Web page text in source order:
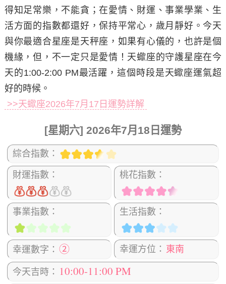
得知足常樂，不能貪；在愛情、財運、事業學業、生
活方面的指數都還好，保持平常心，歲月靜好。今天
與你最適合星座是天秤座，如果有心儀的，也許是個
機緣，但，不一定只是愛情！天蠍座的守護星座在今
天的1:00-2:00 PM最活躍，這個時段是天蠍座運氣超
好的時候。
>>天蠍座2026年7月17日運勢詳解
[星期六] 2026年7月18日運勢
綜合指數：
財運指數： 桃花指數：
事業指數： 生活指數：
幸運數字： ② 幸運方位： 東南
今天吉時： 10:00-11:00 PM